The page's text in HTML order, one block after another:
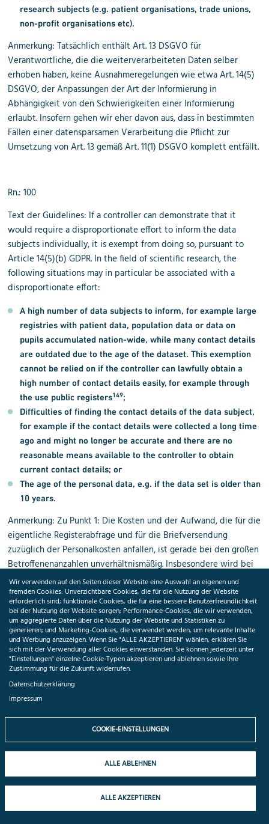
research subjects (e.g. patient organisations, trade unions,
non-profit organisations etc).
Anmerkung: Tatsächlich enthält Art. 13 DSGVO für
Verantwortliche, die die weiterverarbeiteten Daten selber
erhoben haben, keine Ausnahmeregelungen wie etwa Art. 14(5)
DSGVO, der Anpassungen der Art der Informierung in
Abhängigkeit von den Schwierigkeiten einer Informierung
erlaubt. Insofern gehen wir eher davon aus, dass in bestimmten
Fällen einer datensparsamen Verarbeitung die Pflicht zur
Umsetzung von Art. 13 gemäß Art. 11(1) DSGVO komplett entfällt.
Rn.: 100
Text der Guidelines: If a controller can demonstrate that it
would require a disproportionate effort to inform the data
subjects individually, it is exempt from doing so, pursuant to
Article 14(5)(b) GDPR. In the field of scientific research, the
following situations may in particular be associated with a
disproportionate effort:
A high number of data subjects to inform, for example large
registries with patient data, population data or data on
pupils accumulated nation-wide, while many contact details
are outdated due to the age of the dataset. This exemption
cannot be relied on if the controller can lawfully obtain a
high number of contact details easily, for example through
the use public registers149;
Difficulties of finding the contact details of the data subject,
for example if the contact details were collected a long time
ago and might no longer be accurate and there are no
reasonable means available to the controller to obtain
current contact details; or
The age of the personal data, e.g. if the data set is older than
10 years.
Anmerkung: Zu Punkt 1: Die Kosten und der Aufwand, die für die
eigentliche Registerabfrage und für die Briefversendung
zuzüglich der Personalkosten anfallen, ist gerade bei den großen
Betroffenenanzahlen unverhältnismäßig. Insbesondere wird bei
den Aufwänden auch der Umgang mit der Reaktion der
angeschriebenen Personen nicht berücksichtigt. Es ist zu
berücksichtigen, dass die Zahl der Betroffenen in der Forschung
oft vier- oder fünfstellig ist und teilweise auch im sechsstelligen
Bereich liegen kann. Gerade die dann damit verbundenen
finanziellen Hürden gefährden den Forschungszweck.
Zudem wird hier vorausgesetzt, dass zusätzliche Informationen
über die Betroffenen aktiv vom Verantwortlichen eingesammelt
werden, der die Daten nicht selbst bei den Betroffenen erhoben
hat und insofern in der Forschung oft auch nicht über die
Identifikationsdaten der Betroffenen verfügt. Insofern wird die
Wertung des Art. 11(1) DSGVO hier praktisch umgedreht und der
Verweis in Art. 14(5)(b) auf Art. 89(1) DSGVO mit der
Notwendigkeit einer datensparsamen Verarbeitung vollständig
ignoriert. Von der Privilegierung der Forschung ist insoweit
Wir verwenden auf den Seiten dieser Website eine Auswahl an eigenen und
fremden Cookies: Unverzichtbare Cookies, die für die Nutzung der Website
erforderlich sind; funktionale Cookies, die für eine bessere Benutzerfreundlichkeit
bei der Nutzung der Website sorgen; Performance-Cookies, die wir verwenden,
um aggregierte Daten über die Nutzung der Website und Statistiken zu
generieren; und Marketing-Cookies, die verwendet werden, um relevante Inhalte
und Werbung anzuzeigen. Wenn Sie "ALLE AKZEPTIEREN" wählen, erklären Sie
sich mit der Verwendung aller Cookies einverstanden. Sie können jederzeit unter
"Einstellungen" einzelne Cookie-Typen akzeptieren und ablehnen sowie Ihre
Zustimmung für die Zukunft widerrufen.
Datenschutzerklärung
Impressum
COOKIE-EINSTELLUNGEN
ALLE ABLEHNEN
ALLE AKZEPTIEREN